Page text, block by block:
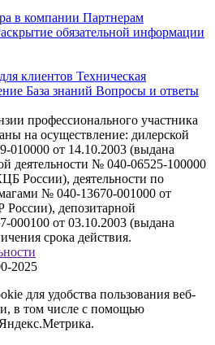
в компании Партнерам
обязательной информации
клиентов Техническая
База знаний Вопросы и ответы
профессионального участника
на осуществление: дилерской
010000 от 14.10.2003 (выдана
деятельности № 040-06525-100000
России), деятельности по
№ 040-13670-001000 от
депозитарной
000100 от 03.10.2003 (выдана
срока действия.
2025
для удобства пользования веб-
в том числе с помощью